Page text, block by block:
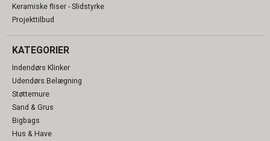
Keramiske fliser - Slidstyrke
Projekttilbud
KATEGORIER
Indendørs Klinker
Udendørs Belægning
Støttemure
Sand & Grus
Bigbags
Hus & Have